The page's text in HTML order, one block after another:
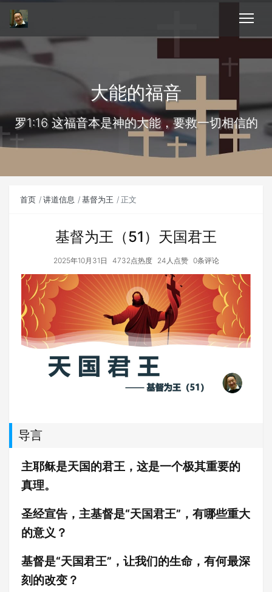
大能的福音
罗1:16 这福音本是神的大能，要救一切相信的
首页 讲道信息 基督为王 正文
基督为王（51）天国君王
2025年10月31日 4732点热度 24人点赞 0条评论
导言
主耶稣是天国的君王，这是一个极其重要的
真理。
圣经宣告，主基督是“天国君王”，有哪些重大
的意义？
基督是“天国君王”，让我们的生命，有何最深
刻的改变？